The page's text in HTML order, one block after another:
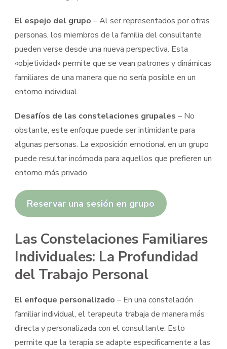
El espejo del grupo – Al ser representados por otras
personas, los miembros de la familia del consultante
pueden verse desde una nueva perspectiva. Esta
«objetividad» permite que se vean patrones y dinámicas
familiares de una manera que no sería posible en un
entorno individual.
Desafíos de las constelaciones grupales – No
obstante, este enfoque puede ser intimidante para
algunas personas. La exposición emocional en un grupo
puede resultar incómoda para aquellos que prefieren un
entorno más privado.
Reservar una sesión en grupo
Las Constelaciones Familiares
Individuales: La Profundidad
del Trabajo Personal
El enfoque personalizado – En una constelación
familiar individual, el terapeuta trabaja de manera más
directa y personalizada con el consultante. Esto
permite que la terapia se adapte específicamente a las